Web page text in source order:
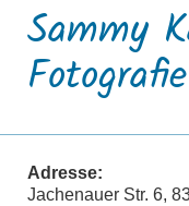
Sammy
Fotografie
Adresse:
Jachenauer Str. 6,